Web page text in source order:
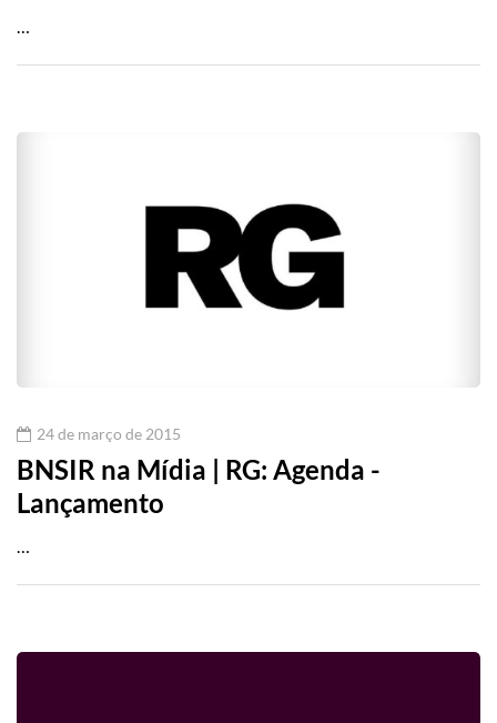
24 de março de 2015
BNSIR na Mídia | RG: Agenda -
Lançamento